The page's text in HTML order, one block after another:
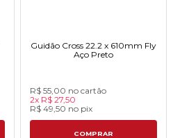
Guidão Cross 22.2 x 610mm Fly
Aço Preto
R$ 55,00 no cartão
2x R$ 27,50
R$ 49,50 no pix
COMPRAR